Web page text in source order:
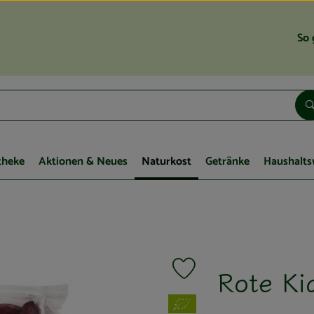
So
Aktionen & Neues Naturkost Getränke
Rote
Produkt zu Favouriten
, Verband: